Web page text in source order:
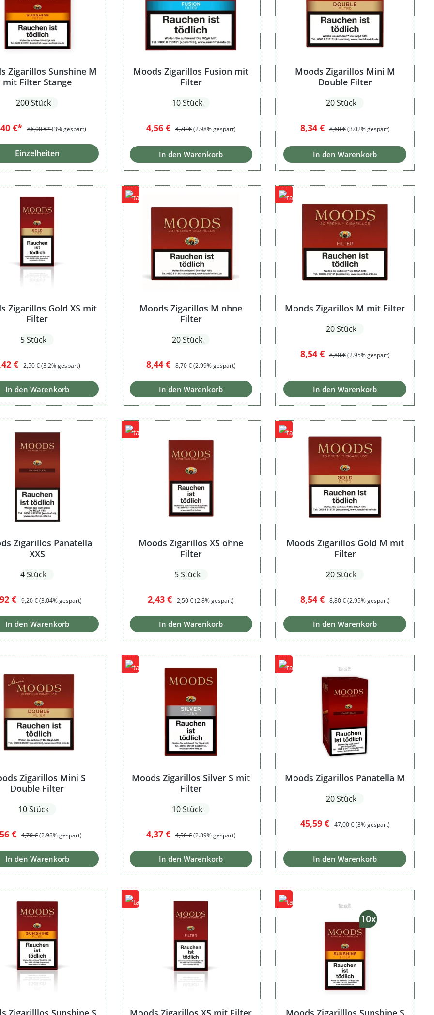
Zigarillos Sunshine M
mit Filter Stange
200 Stück
€* 86,00 €*(3% gespart)
Einzelheiten
Moods Zigarillos Fusion mit
Filter
10 Stück
Verkaufspreis:
4,56 € Regulärer Preis:
4,70 €(2.98% gespart)
In den Warenkorb
Moods Zigarillos Mini M
Double Filter
20 Stück
Verkaufspreis:
8,34 € Regulärer Preis:
8,60 €(3.02% gespart)
In den Warenkorb
Zigarillos Gold XS mit
Filter
5 Stück
€ Regulärer Preis:
2,50 €(3.2% gespart)
In den Warenkorb
Moods Zigarillos M ohne
Filter
20 Stück
Verkaufspreis:
8,44 € Regulärer Preis:
8,70 €(2.99% gespart)
In den Warenkorb
Moods Zigarillos M mit Filter
20 Stück
Verkaufspreis:
8,54 € Regulärer Preis:
8,80 €(2.95% gespart)
In den Warenkorb
Zigarillos Panatella
XXS
4 Stück
€ Regulärer Preis:
9,20 €(3.04% gespart)
In den Warenkorb
Moods Zigarillos XS ohne
Filter
5 Stück
Verkaufspreis:
2,43 € Regulärer Preis:
2,50 €(2.8% gespart)
In den Warenkorb
Moods Zigarillos Gold M mit
Filter
20 Stück
Verkaufspreis:
8,54 € Regulärer Preis:
8,80 €(2.95% gespart)
In den Warenkorb
Zigarillos Mini S
Double Filter
10 Stück
€ Regulärer Preis:
4,70 €(2.98% gespart)
In den Warenkorb
Moods Zigarillos Silver S mit
Filter
10 Stück
Verkaufspreis:
4,37 € Regulärer Preis:
4,50 €(2.89% gespart)
In den Warenkorb
Moods Zigarillos Panatella M
20 Stück
Verkaufspreis:
45,59 € Regulärer Preis:
47,00 €(3% gespart)
In den Warenkorb
Zigarilllos Sunshine S Moods Zigarillos XS mit Filter Moods Zigarilllos Sunshine S